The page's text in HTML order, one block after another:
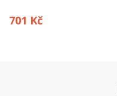
701 Kč